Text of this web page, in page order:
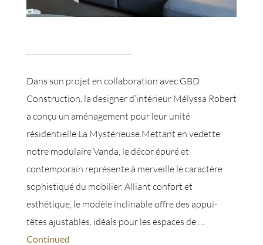
Dans son projet en collaboration avec GBD
Construction, la designer d’intérieur Mélyssa Robert
a conçu un aménagement pour leur unité
résidentielle La Mystérieuse.Mettant en vedette
notre modulaire Vanda, le décor épuré et
contemporain représente à merveille le caractère
sophistiqué du mobilier. Alliant confort et
esthétique, le modèle inclinable offre des appui-
têtes ajustables, idéals pour les espaces de …
Continued